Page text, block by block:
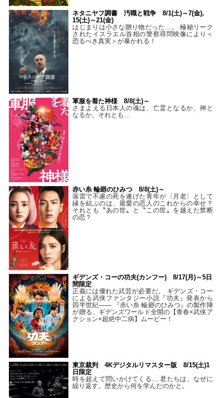
ネタニヤフ調書 汚職と戦争 8/1(土)～7(金),
15(土)～21(金)
はじまりは小さな贈り物だった…。 極秘リーク
されたイスラエル首相の警察尋問映像により＜
恐るべき真実＞が暴かれる！
軍服を着た神様 8/8(土)～
さまよえる日本人の魂は、亡霊となるか、神と
なるか、それとも…
赤い糸 輪廻のひみつ 8/8(土)～
落雷で不慮の死を遂げた青年が〈月老〉として
縁を結ぶのは、最愛の恋人のこれからの幸せ？
それとも〝あの世〟と〝この世〟を越えた禁断
の恋？
ギデンズ・コーの功夫(カンフー) 8/17(月)～5日
間限定
正義には優れた武芸が必要だ。 ギデンズ・コー
による武侠ファンタジー小説『功夫』発表から
四半世紀―― 『赤い糸 輪廻のひみつ』の製作陣
が贈る、ギデンズワールド全開の【青春×武侠ア
クション×超絶中二病】ムービー！
東京裁判 4Kデジタルリマスター版 8/15(土)1
日限定
時を超えて問いかけてくる… 君たちは、なぜに
繰り返す。歴史から何を学んだのかと。